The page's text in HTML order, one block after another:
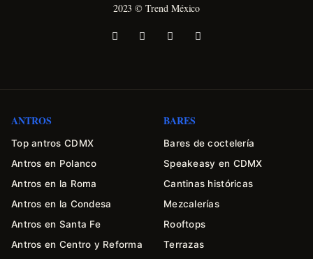
2023 © Trend México
ANTROS
Top antros CDMX
Antros en Polanco
Antros en la Roma
Antros en la Condesa
Antros en Santa Fe
Antros en Centro y Reforma
BARES
Bares de coctelería
Speakeasy en CDMX
Cantinas históricas
Mezcalerías
Rooftops
Terrazas